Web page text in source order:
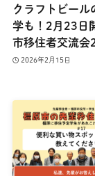
クラフトビール
学も！2月23日
市移住者交流会
2026年2月15日